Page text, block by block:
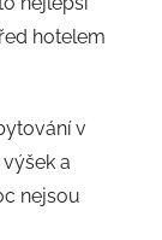
hotelem
v
a
nejsou